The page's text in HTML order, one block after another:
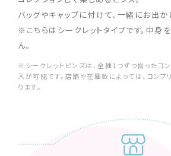
バッグやキャップに付けて、一緒にお出
※こちらはシークレットタイプです。中身
ん。
※シークレットピンズは、全種1つずつ揃ったコ
入が可能です。店舗や在庫数によっては、コンプ
ります。